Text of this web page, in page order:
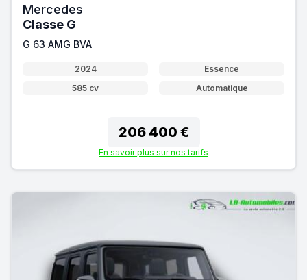
Mercedes
Classe G
G 63 AMG BVA
2024
Essence
585 cv
Automatique
206 400 €
En savoir plus sur nos tarifs